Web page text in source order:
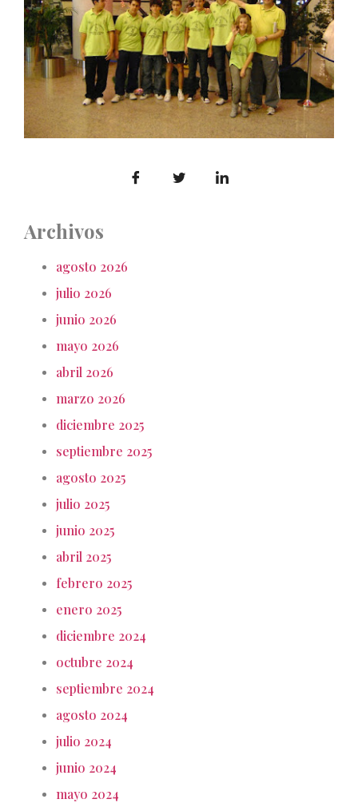
Archivos
agosto 2026
julio 2026
junio 2026
mayo 2026
abril 2026
marzo 2026
diciembre 2025
septiembre 2025
agosto 2025
julio 2025
junio 2025
abril 2025
febrero 2025
enero 2025
diciembre 2024
octubre 2024
septiembre 2024
agosto 2024
julio 2024
junio 2024
mayo 2024